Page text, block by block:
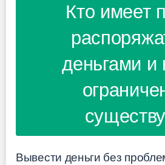
Кто имеет
деньгами и
Вывести деньги без